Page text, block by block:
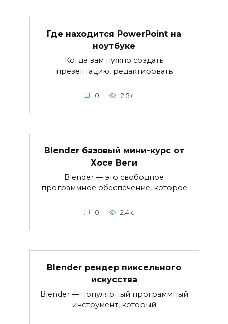
Где находится PowerPoint на
ноутбуке
Когда вам нужно создать
презентацию, редактировать
0 2.5к.
Blender базовый мини-курс от
Хосе Веги
Blender — это свободное
программное обеспечение, которое
0 2.4к.
Blender рендер пиксельного
искусства
Blender — популярный программный
инструмент, который